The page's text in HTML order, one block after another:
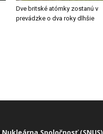
Dve britské atómky zostanú v
prevádzke o dva roky dlhšie